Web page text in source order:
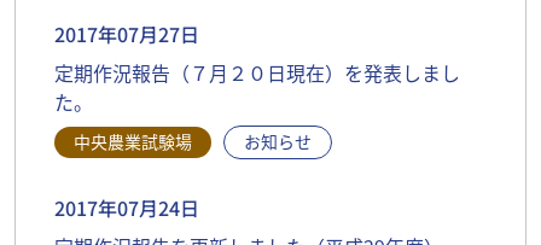
2017年07月27日
定期作況報告（７月２０日現在）を発表しまし
た。
中央農業試験場 お知らせ
2017年07月24日